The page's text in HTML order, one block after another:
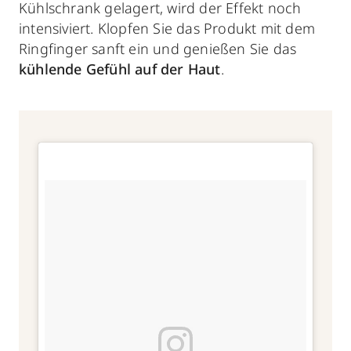
Kühlschrank gelagert, wird der Effekt noch
intensiviert. Klopfen Sie das Produkt mit dem
Ringfinger sanft ein und genießen Sie das
kühlende Gefühl auf der Haut.